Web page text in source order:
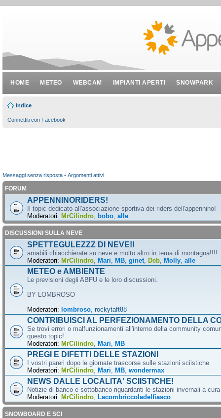
HOME METEO WEBCAM IMPIANTI APERTI SNOWPARK
Indice
Connettiti con Facebook
Messaggi senza risposta • Argomenti attivi
FORUM
APPENNINORIDERS!
Il topic dedicato all'associazione sportiva dei riders dell'appennino!
Moderatori: MrCilindro bobo alle
DISCUSSIONI SULLA NEVE
SPETTEGULEZZZ DI NEVE!!
amabili chiacchierate su neve e molto altro in tema di montagna!!!!
Moderatori: MrCilindro Mari MB ginet Deb Molly alle
METEO e AMBIENTE
Le previsioni degli ABFU e le loro discussioni.
BY LOMBROSO
Moderatori: lombroso rockytaft88
CONTRIBUISCI AL PERFEZIONAMENTO DELLA
Se trovi errori o malfunzionamenti all'interno della community
questo topic!
Moderatori: MrCilindro Mari MB
PREGI E DIFETTI DELLE STAZIONI
I vostri pareri dopo le giornate trascorse sulle stazioni sciistiche
Moderatori: MrCilindro Mari MB wondermax
NEWS DALLE LOCALITA' SCIISTICHE!
Notizie di banco e sottobanco riguardanti le stazioni invernali a
Moderatori: MrCilindro Lacombriccoladelfiasco
SNOWBOARD E SCI